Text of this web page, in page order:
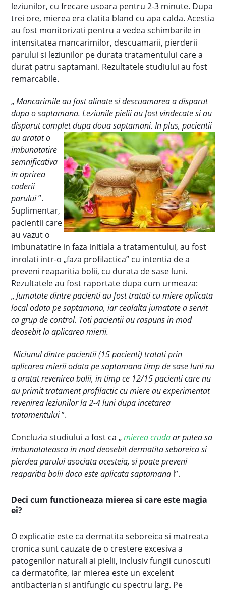
leziunilor, cu frecare usoara pentru 2-3 minute. Dupa
trei ore, mierea era clatita bland cu apa calda. Acestia
au fost monitorizati pentru a vedea schimbarile in
intensitatea mancarimilor, descuamarii, pierderii
parului si leziunilor pe durata tratamentului care a
durat patru saptamani. Rezultatele studiului au fost
remarcabile.
„Mancarimile au fost alinate si descuamarea a disparut
dupa o saptamana. Leziunile pielii au fost vindecate si au
disparut complet dupa doua saptamani. In plus, pacientii
au aratat o
imbunatatire
semnificativa
in oprirea
caderii
parului”.
Suplimentar,
pacientii care
au vazut o
imbunatatire in faza initiala a tratamentului, au fost
inrolati intr-o „faza profilactica” cu intentia de a
preveni reaparitia bolii, cu durata de sase luni.
Rezultatele au fost raportate dupa cum urmeaza:
„Jumatate dintre pacienti au fost tratati cu miere aplicata
local odata pe saptamana, iar cealalta jumatate a servit
ca grup de control. Toti pacientii au raspuns in mod
deosebit la aplicarea mierii.
Niciunul dintre pacientii (15 pacienti) tratati prin
aplicarea mierii odata pe saptamana timp de sase luni nu
a aratat revenirea bolii, in timp ce 12/15 pacienti care nu
au primit tratament profilactic cu miere au experimentat
revenirea leziunilor la 2-4 luni dupa incetarea
tratamentului”.
Concluzia studiului a fost ca „mierea crudaar putea sa
imbunatateasca in mod deosebit dermatita seboreica si
pierdea parului asociata acesteia, si poate preveni
reaparitia bolii daca este aplicata saptamana l”.
Deci cum functioneaza mierea si care este magia
ei?
O explicatie este ca dermatita seboreica si matreata
cronica sunt cauzate de o crestere excesiva a
patogenilor naturali ai pielii, inclusiv fungii cunoscuti
ca dermatofite, iar mierea este un excelent
antibacterian si antifungic cu spectru larg. Pe